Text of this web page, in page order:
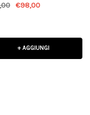
€98,00
+ AGGIUNGI